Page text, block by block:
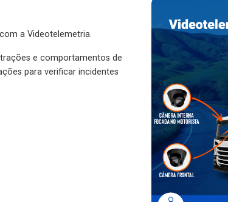
a Videotelemetria.
e comportamentos de
para verificar incidentes